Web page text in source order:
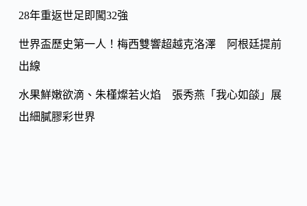
28年重返世足即闖32強
世界盃歷史第一人！梅西雙響超越克洛澤 阿根廷提前
出線
水果鮮嫩欲滴、朱槿燦若火焰 張秀燕「我心如燄」展
出細膩膠彩世界